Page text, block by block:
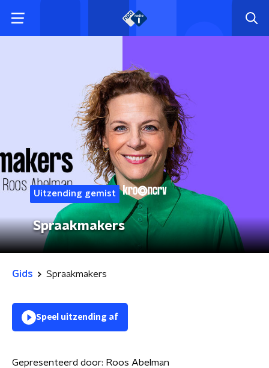
Uitzending gemist
Spraakmakers
Gids Spraakmakers
Speel uitzending af
Gepresenteerd door: Roos Abelman